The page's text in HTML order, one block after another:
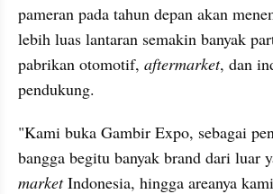
pameran pada tahun depan akan
lebih luas lantaran semakin banyak
pabrikan otomotif, aftermarket, dan
pendukung.
"Kami buka Gambir Expo, sebagai
market Indonesia, hingga areanya